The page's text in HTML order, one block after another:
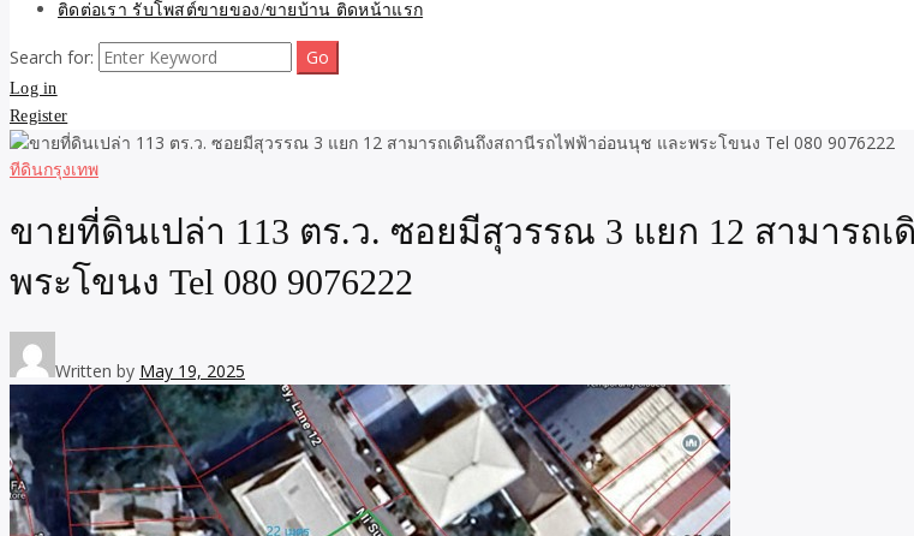
ติดต่อเรา รับโพสต์ขายของ/ขายบ้าน ติดหน้าแรก
Search for:
Log in
Register
ทีดินกรุงเทพ
ขายที่ดินเปล่า 113 ตร.ว. ซอยมีสุวรรณ 3 แยก 12 สามารถ
พระโขนง Tel 080 9076222
Written by May 19, 2025